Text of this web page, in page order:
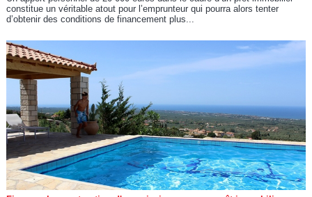
constitue un véritable atout pour l’emprunteur qui pourra alors tenter
d’obtenir des conditions de financement plus...